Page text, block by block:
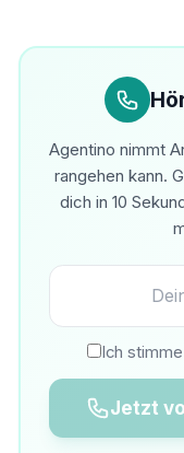
Agentino nimmt
rangehen kann.
dich in 10
Ich
Jetzt